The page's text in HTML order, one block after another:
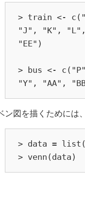
> train <-
"J", "K", "L",
"EE")
> bus <-
"Y", "AA",
ン図を描くためには
> data =
> venn(data)